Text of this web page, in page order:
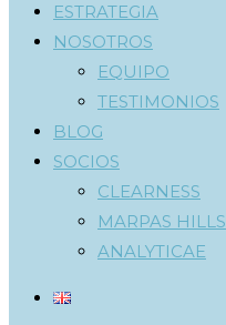
ESTRATEGIA
NOSOTROS
EQUIPO
TESTIMONIOS
BLOG
SOCIOS
CLEARNESS
MARPAS HILLS
ANALYTICAE